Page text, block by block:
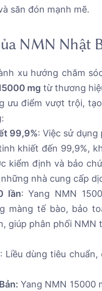
săn đón mạnh mẽ.
NMN Nhật
xu hướng chăm
mg từ thương
ưu điểm vượt trội,
99,9%: Việc sử dụng
khiết đến 99,9%,
kiểm định và bảo
nhà cung cấp
lần: Yang NMN
màng tế bào, bảo
giúp phân phối
: Liều dùng tiêu
Yang NMN 15000